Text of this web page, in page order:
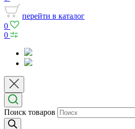
перейти в каталог
0
0
Поиск товаров